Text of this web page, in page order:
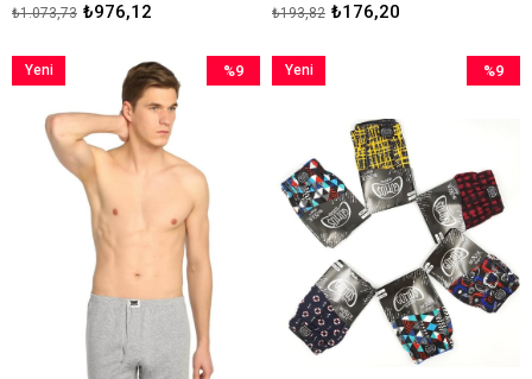
Kapıda Ödeme Seçeneği
₺976,12
₺1.073,73
Kapıda Ödeme Seçeneği
₺176,20
₺193,82
%9
Yeni
%9
Yeni